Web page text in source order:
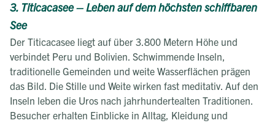
3. Titicacasee – Leben auf dem höchsten schiffbaren
See
Der Titicacasee liegt auf über 3.800 Metern Höhe und
verbindet Peru und Bolivien. Schwimmende Inseln,
traditionelle Gemeinden und weite Wasserflächen prägen
das Bild. Die Stille und Weite wirken fast meditativ. Auf den
Inseln leben die Uros nach jahrhundertealten Traditionen.
Besucher erhalten Einblicke in Alltag, Kleidung und